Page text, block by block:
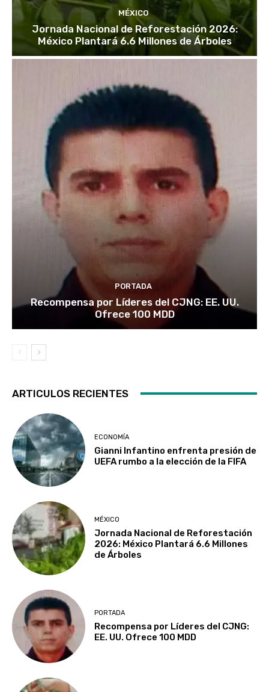
MÉXICO
Jornada Nacional de Reforestación 2026:
México Plantará 6.6 Millones de Árboles
PORTADA
Recompensa por Líderes del CJNG: EE. UU.
Ofrece 100 MDD
ARTICULOS RECIENTES
ECONOMÍA
Gianni Infantino enfrenta presión de
UEFA rumbo a la elección de la FIFA
MÉXICO
Jornada Nacional de Reforestación
2026: México Plantará 6.6 Millones
de Árboles
PORTADA
Recompensa por Líderes del CJNG:
EE. UU. Ofrece 100 MDD